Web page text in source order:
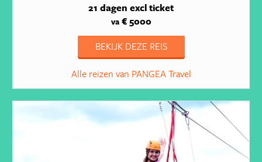
21 dagen excl ticket
va€ 5000
BEKIJK DEZE REIS
Alle reizen van PANGEA Travel